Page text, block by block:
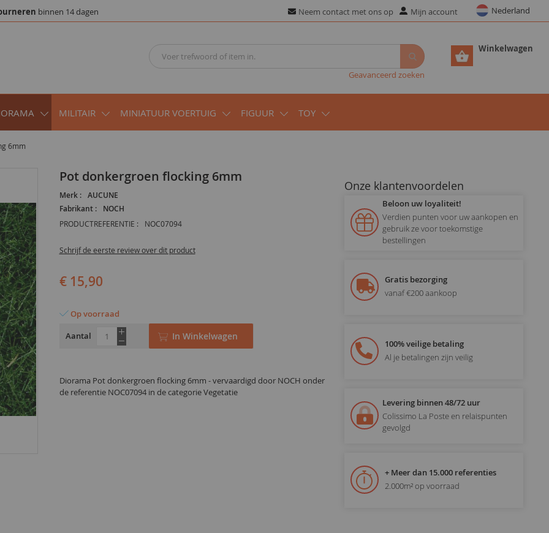
binnen 14 dagen Neem contact met ons op Mijn account Nederland
Winkelwagen
Geavanceerd zoeken
MILITAIR MINIATUUR VOERTUIG FIGUUR TOY
6mm
Pot donkergroen flocking 6mm
Merk :
AUCUNE
Fabrikant :
NOCH
PRODUCTREFERENTIE : NOC07094
Schrijf de eerste review over dit product
€ 15,90
Op voorraad
Aantal
In Winkelwagen
Diorama Pot donkergroen flocking 6mm - vervaardigd door NOCH onder
de referentie NOC07094 in de categorie Vegetatie
Onze klantenvoordelen
Beloon uw loyaliteit!
Verdien punten voor uw aankopen en
gebruik ze voor toekomstige
bestellingen
Gratis bezorging
vanaf €200 aankoop
100% veilige betaling
Al je betalingen zijn veilig
Levering binnen 48/72 uur
Colissimo La Poste en relaispunten
gevolgd
+ Meer dan 15.000 referenties
2.000m² op voorraad